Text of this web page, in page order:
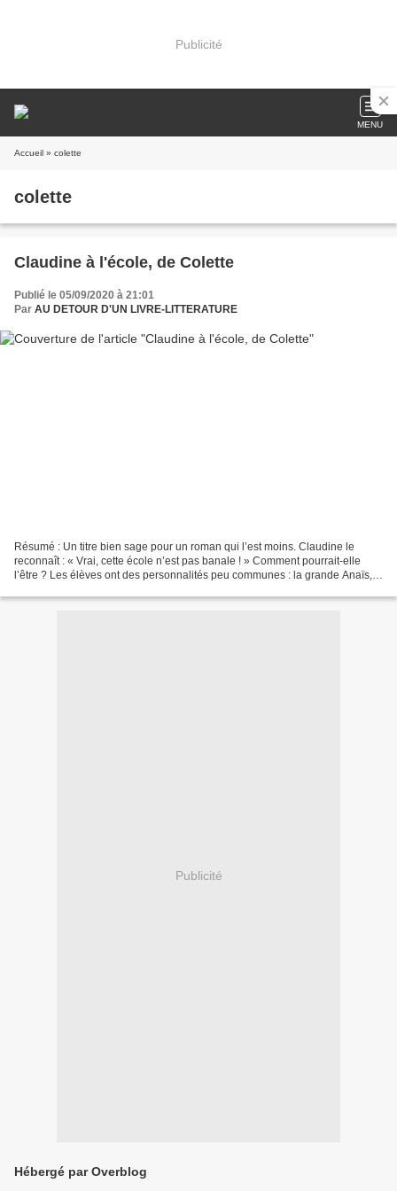
Publicité
MENU
Accueil » colette
colette
Claudine à l'école, de Colette
Publié le 05/09/2020 à 21:01
Par AU DETOUR D'UN LIVRE-LITTERATURE
Résumé : Un titre bien sage pour un roman qui l’est moins. Claudine le
reconnaît : « Vrai, cette école n’est pas banale ! » Comment pourrait-elle
l’être ? Les élèves ont des personnalités peu communes : la grande Anaïs,
Publicité
Hébergé par Overblog